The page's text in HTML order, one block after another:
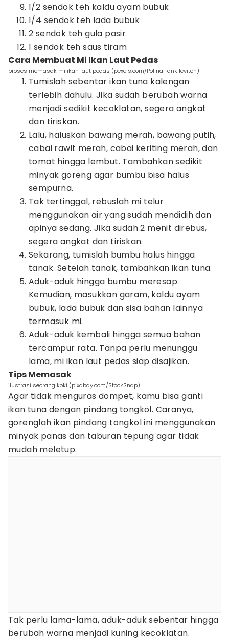
1/2 sendok teh kaldu ayam bubuk
1/4 sendok teh lada bubuk
2 sendok teh gula pasir
1 sendok teh saus tiram
Cara Membuat Mi Ikan Laut Pedas
proses memasak mi ikan laut pedas (pexels.com/Polina Tankilevitch)
Tumislah sebentar ikan tuna kalengan
terlebih dahulu. Jika sudah berubah warna
menjadi sedikit kecoklatan, segera angkat
dan tiriskan.
Lalu, haluskan bawang merah, bawang putih,
cabai rawit merah, cabai keriting merah, dan
tomat hingga lembut. Tambahkan sedikit
minyak goreng agar bumbu bisa halus
sempurna.
Tak tertinggal, rebuslah mi telur
menggunakan air yang sudah mendidih dan
apinya sedang. Jika sudah 2 menit direbus,
segera angkat dan tiriskan.
Sekarang, tumislah bumbu halus hingga
tanak. Setelah tanak, tambahkan ikan tuna.
Aduk-aduk hingga bumbu meresap.
Kemudian, masukkan garam, kaldu ayam
bubuk, lada bubuk dan sisa bahan lainnya
termasuk mi.
Aduk-aduk kembali hingga semua bahan
tercampur rata. Tanpa perlu menunggu
lama, mi ikan laut pedas siap disajikan.
Tips Memasak
ilustrasi seorang koki (pixabay.com/StockSnap)
Agar tidak menguras dompet, kamu bisa ganti
ikan tuna dengan pindang tongkol. Caranya,
gorenglah ikan pindang tongkol ini menggunakan
minyak panas dan taburan tepung agar tidak
mudah meletup.
Tak perlu lama-lama, aduk-aduk sebentar hingga
berubah warna menjadi kuning kecoklatan.